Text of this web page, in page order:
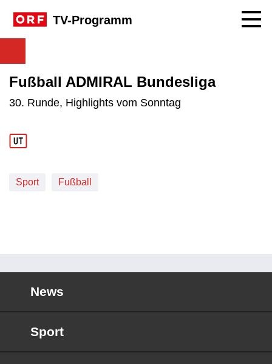
TV-Programm
Fußball ADMIRAL Bundesliga
30. Runde, Highlights vom Sonntag
Sport Fußball
News
Sport